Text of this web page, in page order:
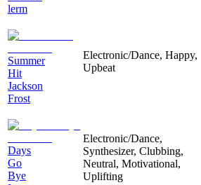
lerm
Summer
Hit
Jackson
Frost
Electronic/Dance, Happy,
Upbeat
Days
Go
Bye
Electronic/Dance,
Synthesizer, Clubbing,
Neutral, Motivational,
Uplifting